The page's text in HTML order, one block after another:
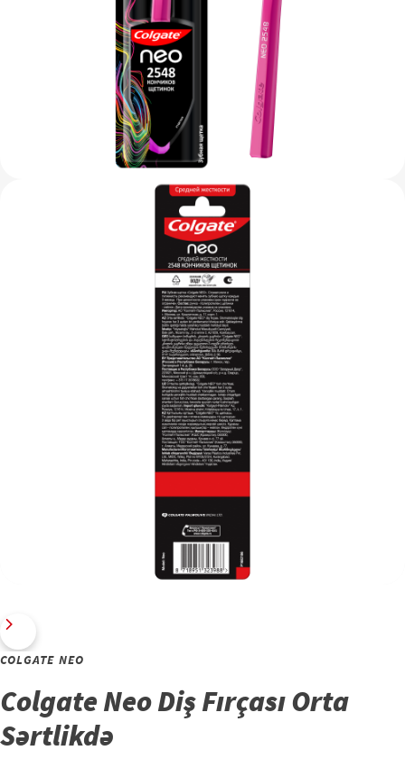
COLGATE NEO
Colgate Neo Diş Fırçası Orta
Sərtlikdə